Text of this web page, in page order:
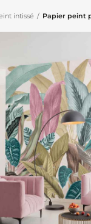
intissé Papier peint